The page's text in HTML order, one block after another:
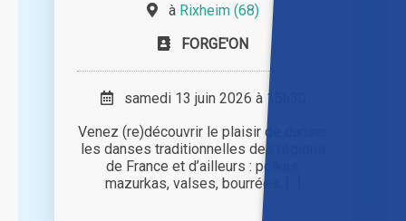
à Rixheim (68)
FORGE'ON
samedi 13 juin 2026 à 15h30
Venez (re)découvrir le plaisir de danser
les danses traditionnelles des régions
de France et d’ailleurs : polkas,
mazurkas, valses, bourrées, [...]